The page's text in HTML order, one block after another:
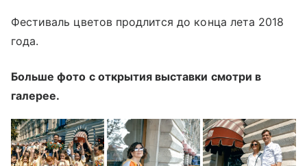
Фестиваль цветов продлится до конца лета 2018
года.
Больше фото с открытия выставки смотри в
галерее.